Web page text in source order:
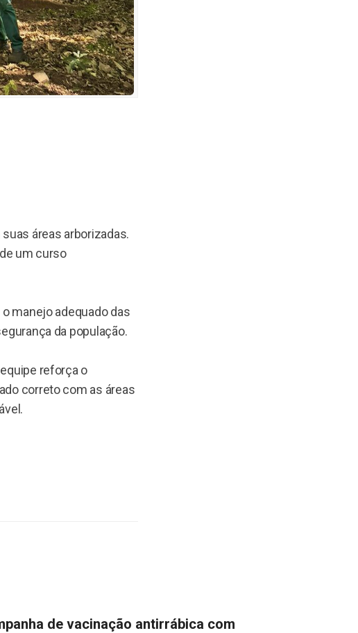
áreas arborizadas.
um curso
manejo adequado das
da população.
reforça o
correto com as áreas
de vacinação antirrábica com